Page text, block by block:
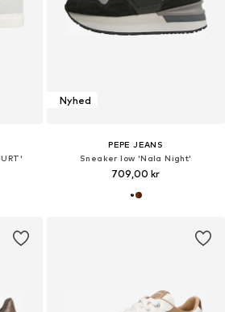
Nyhed
PEPE JEANS
Sneaker low 'Nala Night'
709,00 kr